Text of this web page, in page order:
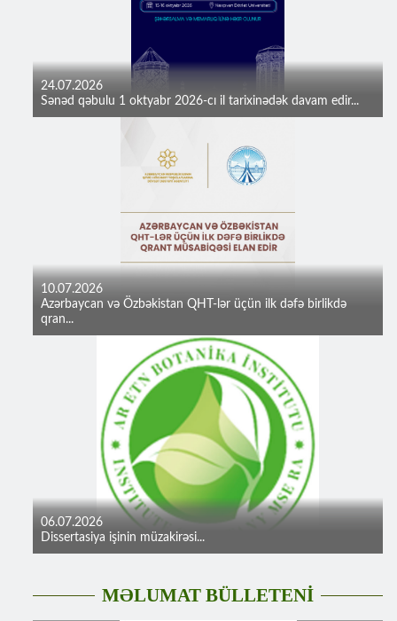
24.07.2026
Sənəd qəbulu 1 oktyabr 2026-cı il tarixinədək davam edir...
10.07.2026
Azərbaycan və Özbəkistan QHT-lər üçün ilk dəfə birlikdə
qran...
06.07.2026
Dissertasiya işinin müzakirəsi...
MƏLUMAT BÜLLETENİ